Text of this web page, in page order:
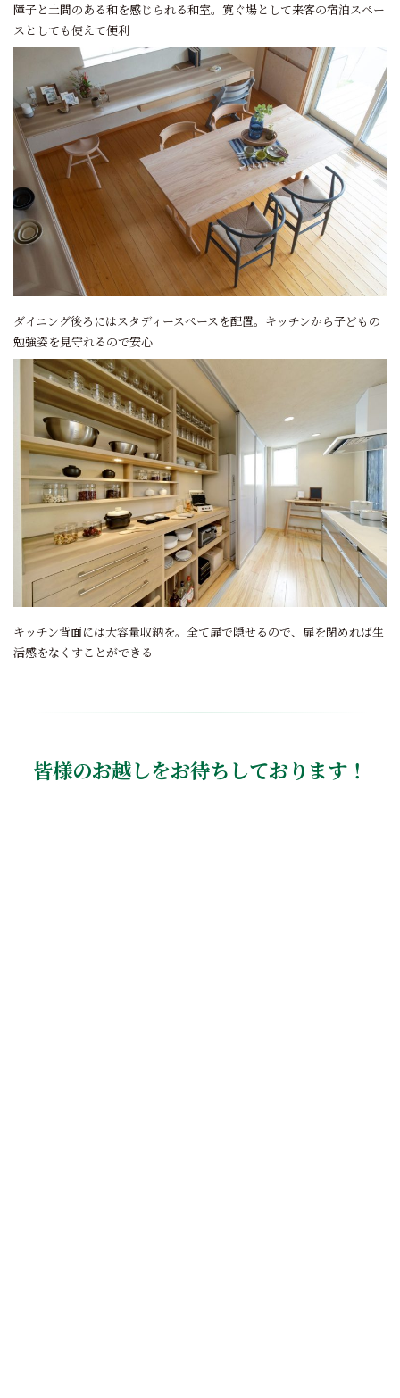
障子と土間のある和を感じられる和室。寛ぐ場として来客の宿泊スペー
スとしても使えて便利
ダイニング後ろにはスタディースペースを配置。キッチンから子どもの
勉強姿を見守れるので安心
キッチン背面には大容量収納を。全て扉で隠せるので、扉を閉めれば生
活感をなくすことができる
皆様のお越しをお待ちしております！